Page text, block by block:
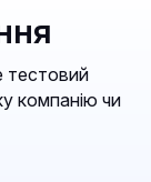
тестовий
компанію чи